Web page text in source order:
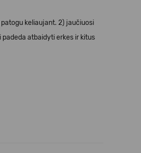
keliaujant. 2) jaučiuosi
padeda atbaidyti erkes ir kitus